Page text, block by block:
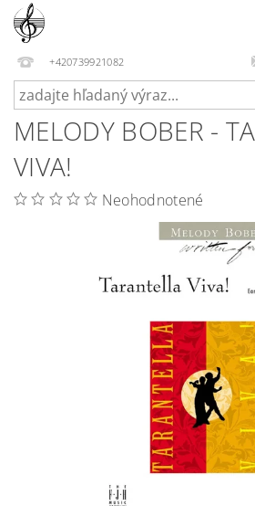
+420739921082
MELODY BOBER -
VIVA!
Neohodnotené